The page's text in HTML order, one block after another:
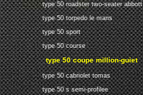
type 50 roadster two-seater abbott
type 50 torpedo le mans
type 50 sport
type 50 course
type 50 coupe million-guiet
type 50 cabriolet tomas
type 50 s semi-profilee